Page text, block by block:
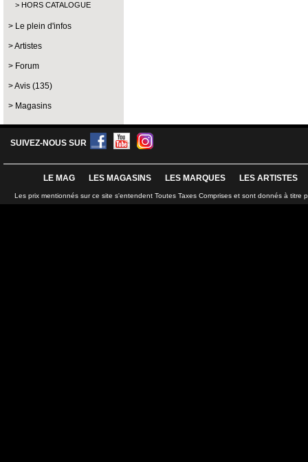
HORS CATALOGUE
Le plein d'infos
Artistes
Forum
Avis (135)
Magasins
SUIVEZ-NOUS SUR
LE MAG LES MAGASINS LES MARQUES LES ARTISTES
Les prix mentionnés sur ce site s'entendent Toutes Taxes Comprises et sont donnés à